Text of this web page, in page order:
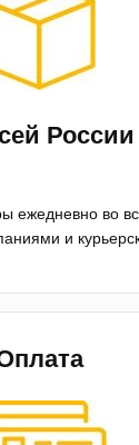
России
ежедневно во
и